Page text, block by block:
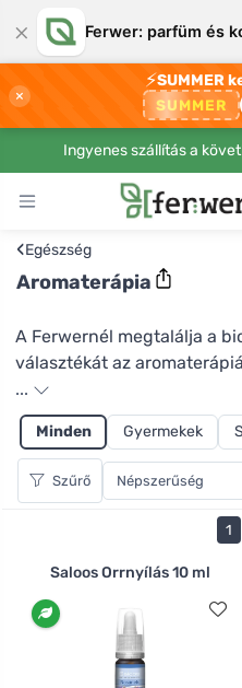
× Ferwer: parfüm és
×
⚡SUMMER
SUMMER
Ingyenes szállítás a
‹Egészség
Aromaterápia
A Ferwernél megtalálja a
választékát az
...
Minden Gyermekek
Szűrő
1
Saloos Orrnyílás 10 ml